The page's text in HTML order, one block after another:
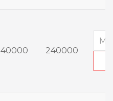
40000 240000